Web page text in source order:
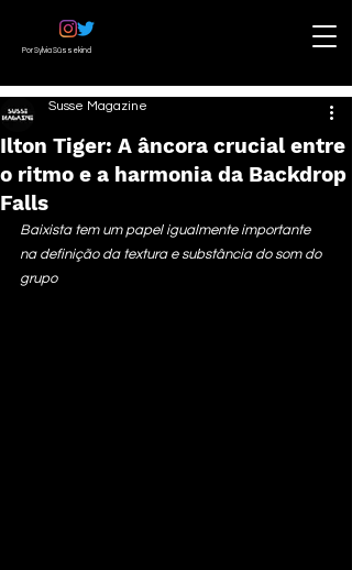
Por Sylvia Süssekind
Ilton Tiger: A âncora crucial entre
o ritmo e a harmonia da Backdrop
Falls
Susse Magazine
Baixista tem um papel igualmente importante
na definição da textura e substância do som do
grupo